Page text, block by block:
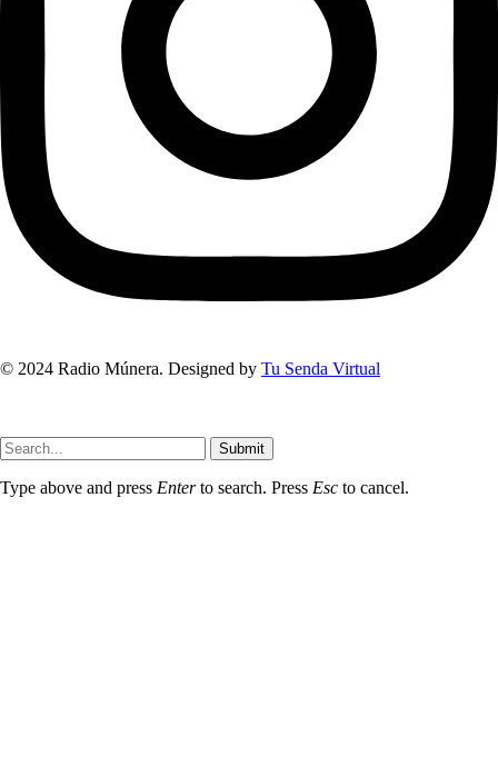
© 2024 Radio Múnera. Designed by Tu Senda Virtual
Submit
Type above and press Enterto search. Press Esc to cancel.